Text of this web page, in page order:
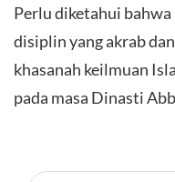
Perlu diketahui
disiplin yang akrab
khasanah keilmuan
pada masa Dinasti